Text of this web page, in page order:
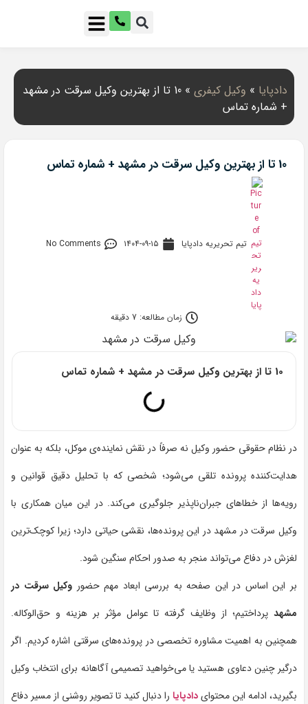
دادپایا » وکیل کیفری »
10 تا از بهترین وکیل سرقت در مشهد
+ شماره تماس
10 تا از بهترین وکیل سرقت در مشهد + شماره تماس
تیم تحریریه دادپایا ۱۴۰۴-۰۹-۱۵ No Comments
زمان مطالعه: 7 دقیقه
10 تا از بهترین وکیل سرقت در مشهد + شماره تماس
در نظام حقوقی حضور وکیل نه صرفاً در نقش نماینده‌ی موکل، بلکه به عنوان
هدایت‌کننده پرونده تلقی می‌شود؛ شخصی که با تحلیل دقیق قوانین و
رویه‌ها از خطاهای جبران‌ناپذیر جلوگیری می‌کند. در این میان همکاری با
وکیل سرقت در مشهد در این پرونده‌ها، نقشی حیاتی دارد؛ زیرا کوچک‌ترین
لغزش در دفاع می‌تواند منجر به صدور احکام سنگین شود.
بر این اساس در این صفحه به بررسی ابعاد مهم حضور وکیل سرقت در
مشهد پرداختیم؛ از وظایف گرفته تا عوامل مؤثر بر هزینه و حق‌الوکاله.
همچنین به اهمیت مشاوره تخصصی در پرونده‌های سرقتی اشاره کردیم. اگر
درگیر چنین دعاوی هستید یا می‌خواهید تصمیمی آگاهانه برای انتخاب وکیل
بگیرید، ادامه این محتوایدادپایا را دنبال کنید تا تصویر روشنی از مسیر دفاع